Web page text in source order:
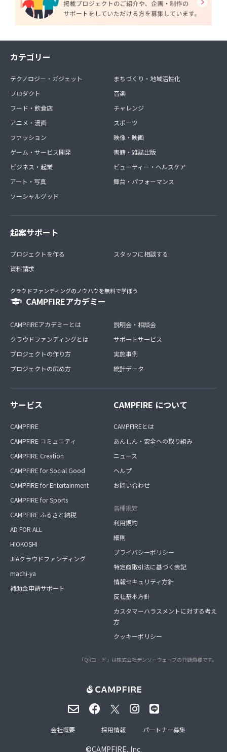
カテゴリー
テクノロジー・ガジェット
プロダクト
フード・飲食店
アニメ・漫画
ファッション
ゲーム・サービス開発
ビジネス・起業
アート・写真
ソーシャルグッド
まちづくり・地域活性化
音楽
チャレンジ
スポーツ
映像・映画
書籍・雑誌出版
ビューティー・ヘルスケア
舞台・パフォーマンス
起案サポート
プロジェクトを作る
資料請求
スタッフに相談する
クラウドファンディングのノウハウを無料で学ぼう
CAMPFIREアカデミー
CAMPFIREアカデミーとは
クラウドファンディングとは
プロジェクトの作り方
プロジェクトの広め方
説明会・相談会
サポートサービス
実施事例
統計データ
サービス
CAMPFIRE
CAMPFIRE コミュニティ
CAMPFIRE Creation
CAMPFIRE for Social Good
CAMPFIRE for Entertainment
CAMPFIRE for Sports
CAMPFIRE ふるさと納税
AD FOR ALL
HIOKOSHI
JFAクラウドファンディング
machi-ya
補助金申請サポート
CAMPFIRE について
CAMPFIREとは
あんしん・安全への取り組み
ニュース
ヘルプ
お問い合わせ
各種規定
利用規約
細則
プライバシーポリシー
特定商取引法に基づく表記
情報セキュリティ方針
反社基本方針
カスタマーハラスメントに対する考え
方
クッキーポリシー
「QRコード」は株式会社デンソーウェーブの登録商標です。
©CAMPFIRE, Inc.
会社概要 採用情報 パートナー募集